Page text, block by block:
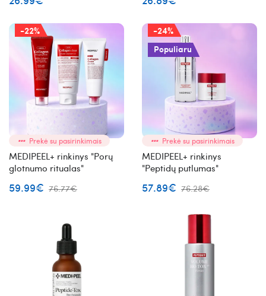
-22%
Prekė su pasirinkimais
MEDIPEEL+ rinkinys "Porų
glotnumo ritualas"
59.99€ 76.77€
-24%
Populiaru
Prekė su pasirinkimais
MEDIPEEL+ rinkinys
"Peptidų putlumas"
57.89€ 76.28€